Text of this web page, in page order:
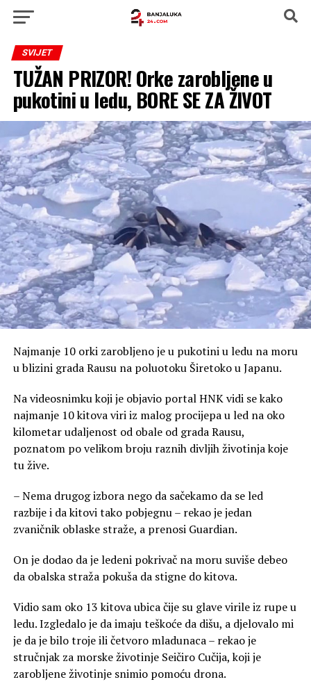
SVIJET
TUŽAN PRIZOR! Orke zarobljene u
pukotini u ledu, BORE SE ZA ŽIVOT
Najmanje 10 orki zarobljeno je u pukotini u ledu na moru
u blizini grada Rausu na poluotoku Širetoko u Japanu.
Na videosnimku koji je objavio portal HNK vidi se kako
najmanje 10 kitova viri iz malog procijepa u led na oko
kilometar udaljenost od obale od grada Rausu,
poznatom po velikom broju raznih divljih životinja koje
tu žive.
– Nema drugog izbora nego da sačekamo da se led
razbije i da kitovi tako pobjegnu – rekao je jedan
zvaničnik oblaske straže, a prenosi Guardian.
On je dodao da je ledeni pokrivač na moru suviše debeo
da obalska straža pokuša da stigne do kitova.
Vidio sam oko 13 kitova ubica čije su glave virile iz rupe u
ledu. Izgledalo je da imaju teškoće da dišu, a djelovalo mi
je da je bilo troje ili četvoro mladunaca – rekao je
stručnjak za morske životinje Seičiro Cučija, koji je
zarobljene životinje snimio pomoću drona.